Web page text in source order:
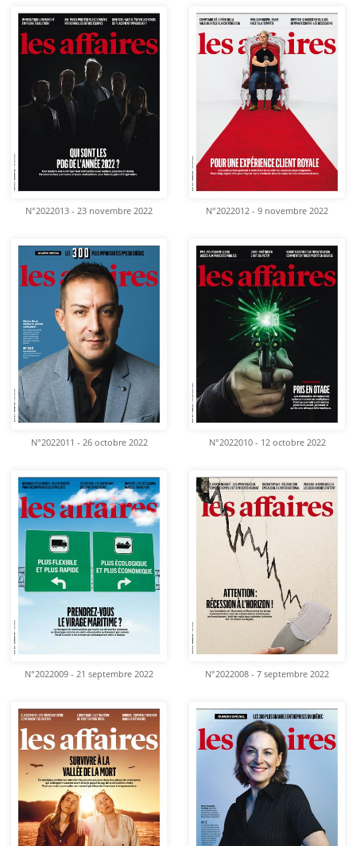
N°2022013 - 23 novembre 2022 N°2022012 - 9 novembre 2022
N°2022011 - 26 octobre 2022 N°2022010 - 12 octobre 2022
N°2022009 - 21 septembre 2022 N°2022008 - 7 septembre 2022